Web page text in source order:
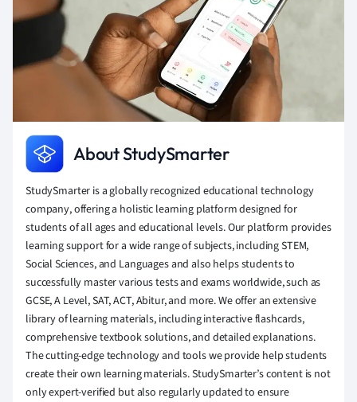
About StudySmarter
StudySmarter is a globally recognized educational technology
company, offering a holistic learning platform designed for
students of all ages and educational levels. Our platform provides
learning support for a wide range of subjects, including STEM,
Social Sciences, and Languages and also helps students to
successfully master various tests and exams worldwide, such as
GCSE, A Level, SAT, ACT, Abitur, and more. We offer an extensive
library of learning materials, including interactive flashcards,
comprehensive textbook solutions, and detailed explanations.
The cutting-edge technology and tools we provide help students
create their own learning materials. StudySmarter’s content is not
only expert-verified but also regularly updated to ensure